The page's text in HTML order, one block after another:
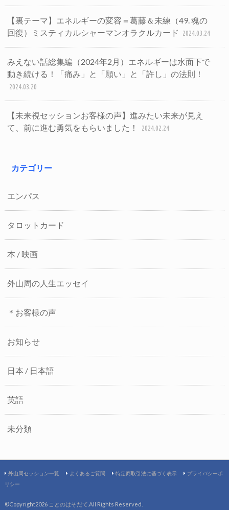
【裏テーマ】エネルギーの変容＝葛藤＆未練（49. 魂の
回復）ミスティカルシャーマンオラクルカード
2024.03.24
みえない話総集編（2024年2月）エネルギーは水面下で
動き続ける！「痛み」と「願い」と「許し」の法則！
2024.03.20
【未来視セッションお客様の声】進みたい未来が見え
て、前に進む勇気をもらいました！
2024.02.24
カテゴリー
エンパス
タロットカード
本 / 映画
外山周の人生エッセイ
＊お客様の声
お知らせ
日本 / 日本語
英語
未分類
外山周セッション一覧 よくあるご質問 特定商取引法に基づく表示
プライバシーポ
リシー
©Copyright2026 ことのはそだて .All Rights Reserved.